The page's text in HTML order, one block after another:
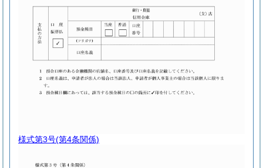
様式第3号(第4条関係)